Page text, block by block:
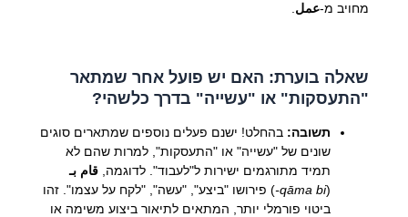
מחויב מ-عمل.
שאלה בוערת: האם יש פועל אחר שמתאר
"התעסקות" או "עשייה" בדרך כלשהי?
תשובה: בהחלט! ישנם פעלים נוספים שמתארים סוגים
שונים של "עשייה" או "התעסקות", למרות שהם לא
תמיד מתורגמים ישירות ל"לעבוד". לדוגמה, قام بـ
(
qāma bi- ) פירושו "ביצע", "עשה", "לקח על עצמו". זהו
ביטוי פורמלי יותר, המתאים לתיאור ביצוע משימה או